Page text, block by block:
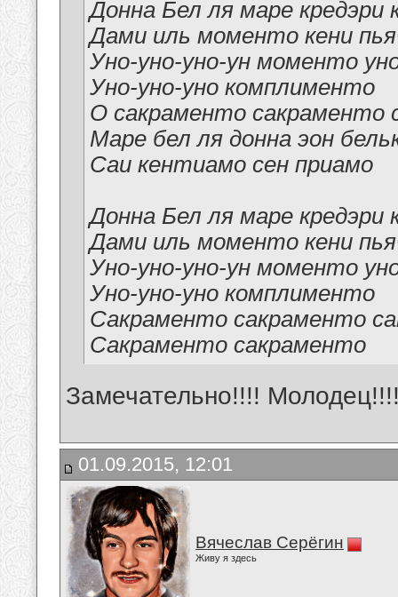
Донна Бел ля маре кредэри
Дами иль моменто кени
Уно-уно-уно-ун моменто
Уно-уно-уно комплименто
О сакраменто сакраменто
Маре бел ля донна эон
Саи кентиамо сен приамо
Донна Бел ля маре кредэри
Дами иль моменто кени
Уно-уно-уно-ун моменто
Уно-уно-уно комплименто
Сакраменто сакраменто
Сакраменто сакраменто
Замечательно!!!!
01.09.2015, 12:01
Вячеслав Серёгин
Живу я здесь